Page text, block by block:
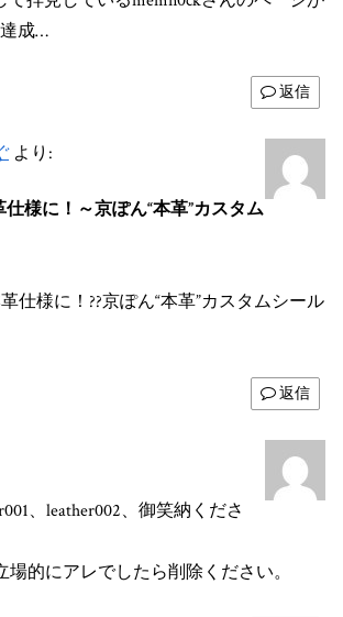
成…
返信
より:
仕様に！～京ぽん“本革”カスタム
仕様に！??京ぽん“本革”カスタムシール
返信
、leather002、御笑納くださ
的にアレでしたら削除ください。